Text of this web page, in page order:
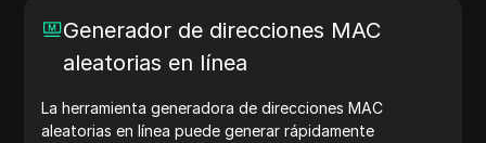
Generador de direcciones MAC
aleatorias en línea
La herramienta generadora de direcciones MAC
aleatorias en línea puede generar rápidamente